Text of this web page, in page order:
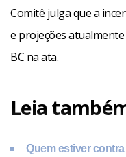
Comitê julga que a
e projeções
BC na ata.
Leia
Quem estiver